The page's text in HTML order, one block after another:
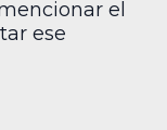
el
ese